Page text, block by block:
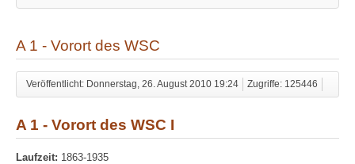
A 1 - Vorort des WSC
Veröffentlicht: Donnerstag, 26. August 2010 19:24 Zugriffe: 125446
A 1 - Vorort des WSC I
Laufzeit: 1863-1935